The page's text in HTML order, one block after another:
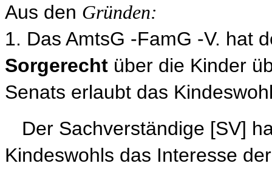
Aus den Gründen:
1. Das AmtsG -FamG -V. hat
Sorgerecht über die Kinder
Senats erlaubt das
Der Sachverständige [SV]
Kindeswohls das Interesse